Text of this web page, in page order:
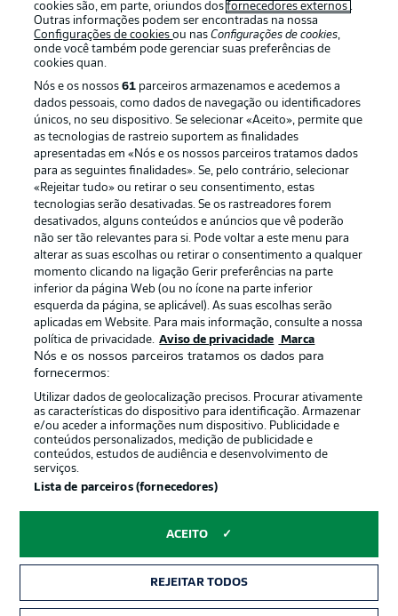
Publicidade Avisos legais
Gerir preferências Aviso de privacidade
Trabalhe conosco
Marca Contato
Jogadores
© 2026 Bundesliga-Gruppe GmbH
Escolha seu idioma
Modo de visualização
cookies são, em parte, oriundos dosfornecedores externos .
Outras informações podem ser encontradas na nossa
Configurações de cookiesou nasConfigurações de cookies,
onde você também pode gerenciar suas preferências de
cookies quan.
Nós e os nossos61 parceiros armazenamos e acedemos a
dados pessoais, como dados de navegação ou identificadores
únicos, no seu dispositivo. Se selecionar «Aceito», permite que
as tecnologias de rastreio suportem as finalidades
apresentadas em «Nós e os nossos parceiros tratamos dados
para as seguintes finalidades». Se, pelo contrário, selecionar
«Rejeitar tudo» ou retirar o seu consentimento, estas
tecnologias serão desativadas. Se os rastreadores forem
desativados, alguns conteúdos e anúncios que vê poderão
não ser tão relevantes para si. Pode voltar a este menu para
alterar as suas escolhas ou retirar o consentimento a qualquer
momento clicando na ligação Gerir preferências na parte
inferior da página Web (ou no ícone na parte inferior
esquerda da página, se aplicável). As suas escolhas serão
aplicadas em Website. Para mais informação, consulte a nossa
política de privacidade. Aviso de privacidade Marca
Nós e os nossos parceiros tratamos os dados para
fornecermos:
Utilizar dados de geolocalização precisos. Procurar ativamente
as características do dispositivo para identificação. Armazenar
e/ou aceder a informações num dispositivo. Publicidade e
conteúdos personalizados, medição de publicidade e
conteúdos, estudos de audiência e desenvolvimento de
serviços.
Lista de parceiros (fornecedores)
ACEITO
REJEITAR TODOS